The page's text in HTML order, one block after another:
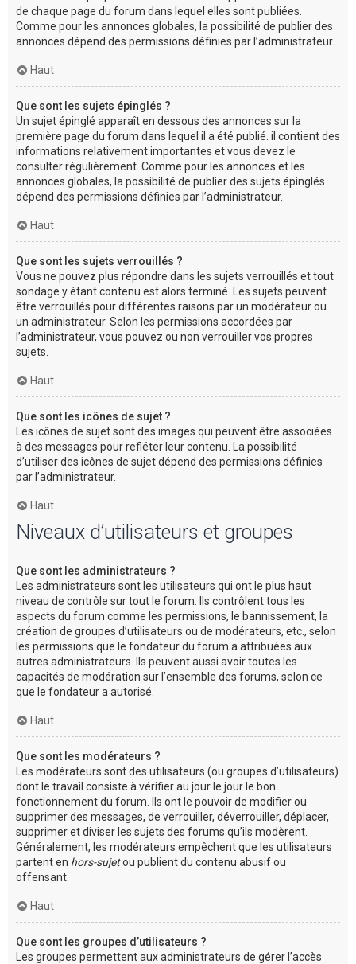
de chaque page du forum dans lequel elles sont publiées.
Comme pour les annonces globales, la possibilité de publier des
annonces dépend des permissions définies par l’administrateur.
Haut
Que sont les sujets épinglés ?
Un sujet épinglé apparaît en dessous des annonces sur la
première page du forum dans lequel il a été publié. il contient des
informations relativement importantes et vous devez le
consulter régulièrement. Comme pour les annonces et les
annonces globales, la possibilité de publier des sujets épinglés
dépend des permissions définies par l’administrateur.
Haut
Que sont les sujets verrouillés ?
Vous ne pouvez plus répondre dans les sujets verrouillés et tout
sondage y étant contenu est alors terminé. Les sujets peuvent
être verrouillés pour différentes raisons par un modérateur ou
un administrateur. Selon les permissions accordées par
l’administrateur, vous pouvez ou non verrouiller vos propres
sujets.
Haut
Que sont les icônes de sujet ?
Les icônes de sujet sont des images qui peuvent être associées
à des messages pour refléter leur contenu. La possibilité
d’utiliser des icônes de sujet dépend des permissions définies
par l’administrateur.
Haut
Niveaux d’utilisateurs et groupes
Que sont les administrateurs ?
Les administrateurs sont les utilisateurs qui ont le plus haut
niveau de contrôle sur tout le forum. Ils contrôlent tous les
aspects du forum comme les permissions, le bannissement, la
création de groupes d’utilisateurs ou de modérateurs, etc., selon
les permissions que le fondateur du forum a attribuées aux
autres administrateurs. Ils peuvent aussi avoir toutes les
capacités de modération sur l’ensemble des forums, selon ce
que le fondateur a autorisé.
Haut
Que sont les modérateurs ?
Les modérateurs sont des utilisateurs (ou groupes d’utilisateurs)
dont le travail consiste à vérifier au jour le jour le bon
fonctionnement du forum. Ils ont le pouvoir de modifier ou
supprimer des messages, de verrouiller, déverrouiller, déplacer,
supprimer et diviser les sujets des forums qu’ils modèrent.
Généralement, les modérateurs empêchent que les utilisateurs
partent en hors-sujetou publient du contenu abusif ou
offensant.
Haut
Que sont les groupes d’utilisateurs ?
Les groupes permettent aux administrateurs de gérer l’accès